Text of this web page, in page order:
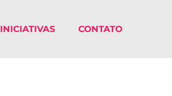
INICIATIVAS CONTATO